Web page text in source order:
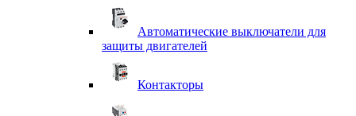
Автоматические выключатели для
защиты двигателей
Контакторы